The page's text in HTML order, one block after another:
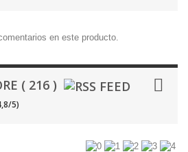
en este producto.
( 216 )
/5)